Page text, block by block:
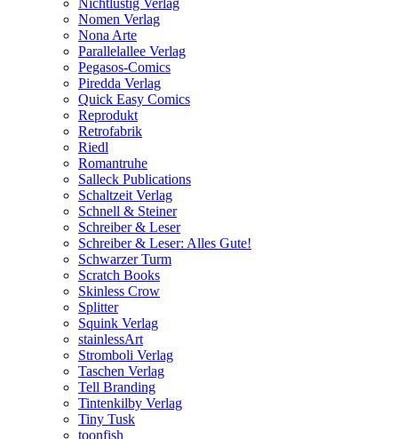
Nichtlustig Verlag
Nomen Verlag
Nona Arte
Parallelallee Verlag
Pegasos-Comics
Piredda Verlag
Quick Easy Comics
Reprodukt
Retrofabrik
Riedl
Romantruhe
Salleck Publications
Schaltzeit Verlag
Schnell & Steiner
Schreiber & Leser
Schreiber & Leser: Alles Gute!
Schwarzer Turm
Scratch Books
Skinless Crow
Splitter
Squink Verlag
stainlessArt
Stromboli Verlag
Taschen Verlag
Tell Branding
Tintenkilby Verlag
Tiny Tusk
toonfish